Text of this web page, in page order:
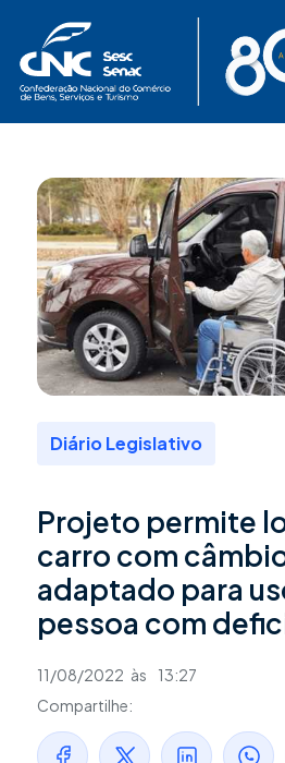
conteúdo
Diário Legislativo
Projeto permite
carro com
adaptado para
pessoa com
11/08/2022 às
13:27
Compartilhe: